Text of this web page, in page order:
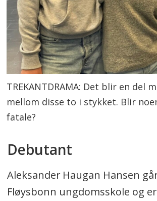
TREKANTDRAMA: Det blir en del
mellom disse to i stykket. Blir
fatale?
Debutant
Aleksander Haugan Hansen
Fløysbonn ungdomsskole og